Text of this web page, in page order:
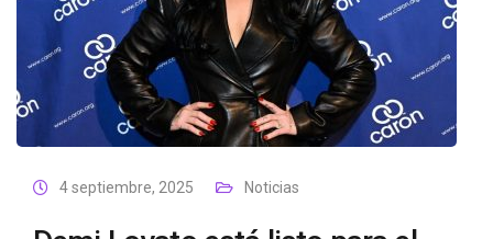
4 septiembre, 2025 Noticias